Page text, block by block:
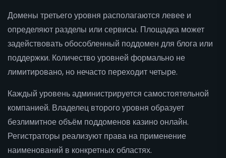
Домены третьего уровня располагаются левее и
определяют разделы или сервисы. Площадка может
задействовать обособленный поддомен для блога или
поддержки. Количество уровней формально не
лимитировано, но нечасто переходит четыре.
Каждый уровень администрируется самостоятельной
компанией. Владелец второго уровня образует
безлимитное объём поддоменов казино онлайн.
Регистраторы реализуют права на применение
наименований в конкретных областях.